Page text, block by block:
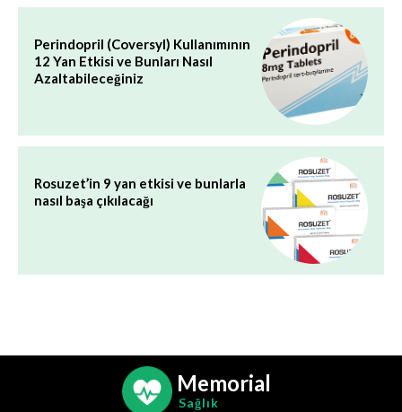
Perindopril (Coversyl) Kullanımının
12 Yan Etkisi ve Bunları Nasıl
Azaltabileceğiniz
Rosuzet’in 9 yan etkisi ve bunlarla
nasıl başa çıkılacağı
Memorial
Sağlık